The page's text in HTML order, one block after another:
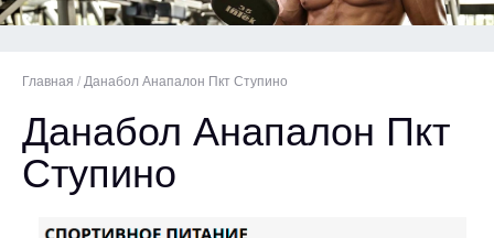
Главная / Данабол Анапалон Пкт Ступино
Данабол Анапалон Пкт
Ступино